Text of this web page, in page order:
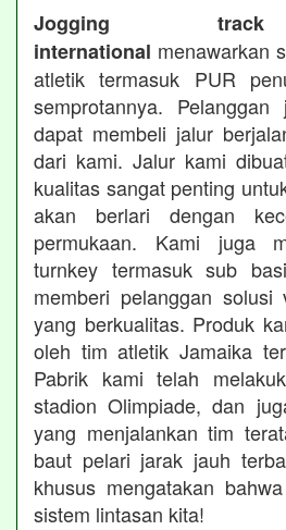
Jogging
international menawarkan
atletik termasuk PUR
semprotannya.
dapat membeli jalur
dari kami. Jalur kami
kualitas sangat penting
akan berlari dengan
permukaan. Kami juga
turnkey termasuk sub
memberi pelanggan solusi
yang berkualitas. Produk
oleh tim atletik Jamaika
Pabrik kami telah
stadion Olimpiade, dan
yang menjalankan tim
baut pelari jarak jauh
khusus mengatakan
sistem lintasan kita!